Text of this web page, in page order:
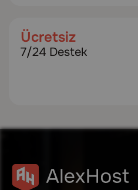
Ücretsiz
7/24 Destek